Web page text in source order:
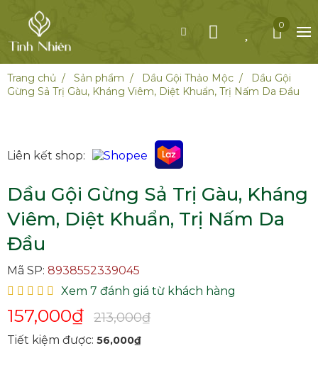
0
Trang chủ Sản phẩm Dầu Gội Thảo Mộc
Dầu Gội
Gừng Sả Trị Gàu, Kháng Viêm, Diệt Khuẩn, Trị Nấm Da Đầu
Liên kết shop:
Dầu Gội Gừng Sả Trị Gàu, Kháng
Viêm, Diệt Khuẩn, Trị Nấm Da
Đầu
Mã SP: 8938552339045
Xem 7 đánh giá từ khách hàng
157,000₫ 213,000₫
Tiết kiệm được: 56,000₫